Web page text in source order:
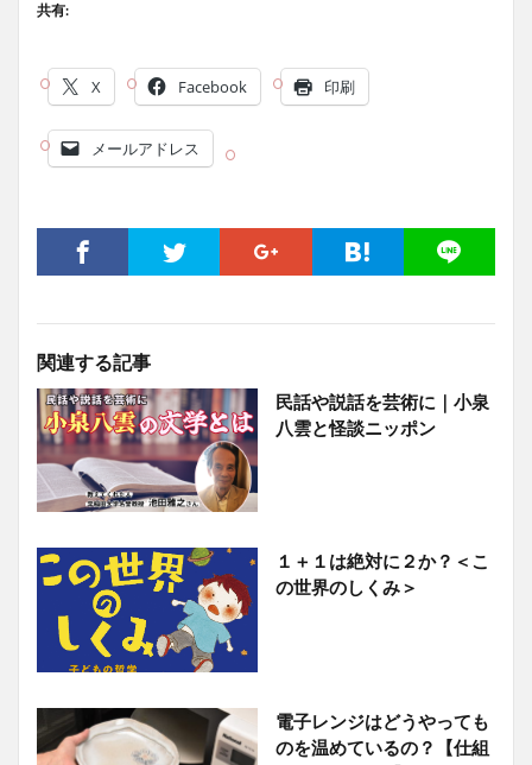
共有:
X Facebook 印刷
メールアドレス
関連する記事
民話や説話を芸術に｜小泉
八雲と怪談ニッポン
１＋１は絶対に２か？＜こ
の世界のしくみ＞
電子レンジはどうやっても
のを温めているの？【仕組